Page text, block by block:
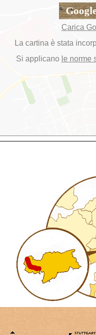
Carica
La cartina è stata
Si applicano le norme